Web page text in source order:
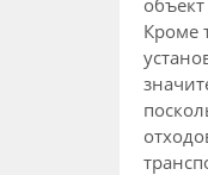
Кроме